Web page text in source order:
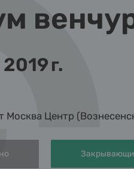
г.
Москва Центр